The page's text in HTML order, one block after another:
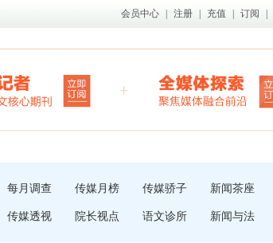
会员中心 注册 充值 订阅
每月调查 传媒月榜 传媒骄子 新闻茶座
传媒透视 院长视点 语文诊所 新闻与法